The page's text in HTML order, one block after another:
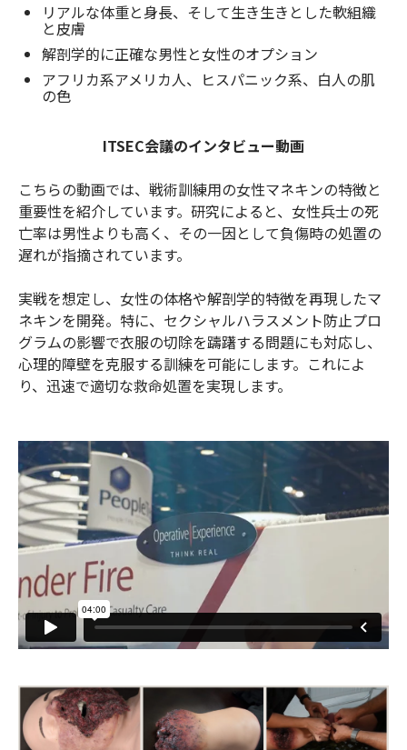
リアルな体重と身長、そして生き生きとした軟組織
と皮膚
解剖学的に正確な男性と女性のオプション
アフリカ系アメリカ人、ヒスパニック系、白人の肌
の色
ITSEC会議のインタビュー動画
こちらの動画では、戦術訓練用の女性マネキンの特徴と
重要性を紹介しています。研究によると、女性兵士の死
亡率は男性よりも高く、その一因として負傷時の処置の
遅れが指摘されています。
実戦を想定し、女性の体格や解剖学的特徴を再現したマ
ネキンを開発。特に、セクシャルハラスメント防止プロ
グラムの影響で衣服の切除を躊躇する問題にも対応し、
心理的障壁を克服する訓練を可能にします。これによ
り、迅速で適切な救命処置を実現します。